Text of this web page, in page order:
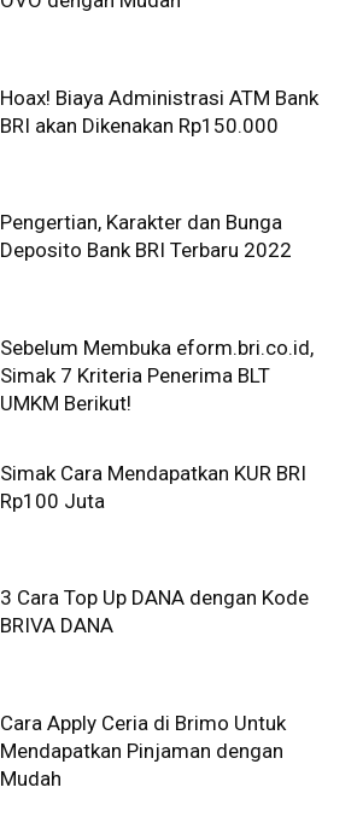
Hoax! Biaya Administrasi ATM Bank
BRI akan Dikenakan Rp150.000
Pengertian, Karakter dan Bunga
Deposito Bank BRI Terbaru 2022
Sebelum Membuka eform.bri.co.id,
Simak 7 Kriteria Penerima BLT
UMKM Berikut!
Simak Cara Mendapatkan KUR BRI
Rp100 Juta
3 Cara Top Up DANA dengan Kode
BRIVA DANA
Cara Apply Ceria di Brimo Untuk
Mendapatkan Pinjaman dengan
Mudah